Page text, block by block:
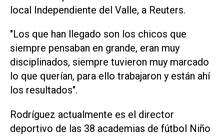
local Independiente del Valle, a Reuters.
"Los que han llegado son los chicos que
siempre pensaban en ⁠grande, eran muy
disciplinados, siempre tuvieron muy marcado
lo que querían, para ello trabajaron y están ahí
los resultados".
Rodríguez actualmente es el director
deportivo de las 38 academias de fútbol Niño